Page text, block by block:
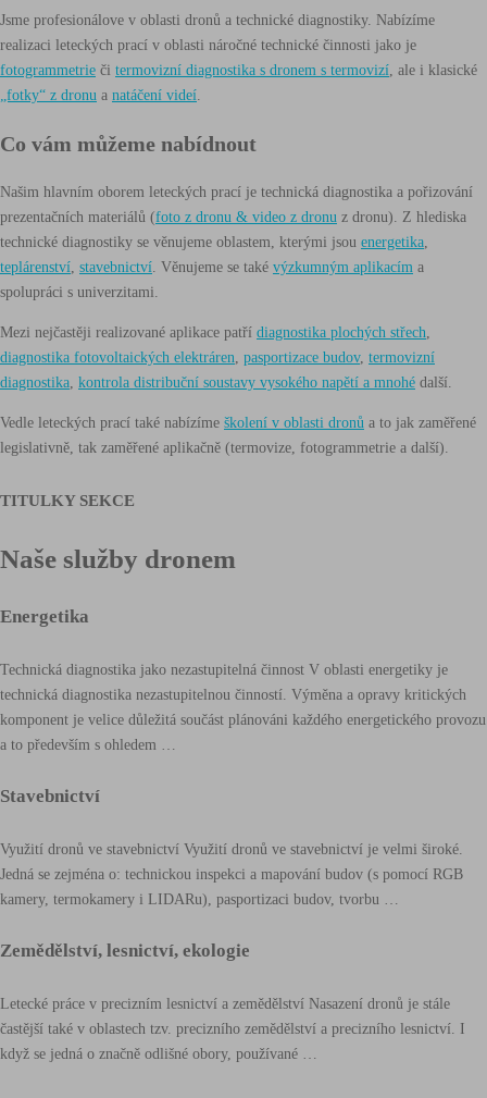
Jsme profesionálove v oblasti dronů a technické diagnostiky. Nabízíme
realizaci leteckých prací v oblasti náročné technické činnosti jako je
fotogrammetrie či termovizní diagnostika s dronem s termovizí, ale i klasické
„fotky“ z dronu a natáčení videí.
Co vám můžeme nabídnout
Našim hlavním oborem leteckých prací je technická diagnostika a pořizování
prezentačních materiálů (foto z dronu & video z dronu z dronu). Z hlediska
technické diagnostiky se věnujeme oblastem, kterými jsou energetika,
teplárenství, stavebnictví. Věnujeme se také výzkumným aplikacím a
spolupráci s univerzitami.
Mezi nejčastěji realizované aplikace patří diagnostika plochých střech,
diagnostika fotovoltaických elektráren, pasportizace budov, termovizní
diagnostika, kontrola distribuční soustavy vysokého napětí a mnohé další.
Vedle leteckých prací také nabízíme školení v oblasti dronů a to jak zaměřené
legislativně, tak zaměřené aplikačně (termovize, fotogrammetrie a další).
TITULKY SEKCE
Naše služby dronem
Energetika
Energetika
Technická diagnostika jako nezastupitelná činnost V oblasti energetiky je
technická diagnostika nezastupitelnou činností. Výměna a opravy kritických
komponent je velice důležitá součást plánováni každého energetického provozu
a to především s ohledem …
Stavebnictví
Stavebnictví
Využití dronů ve stavebnictví Využití dronů ve stavebnictví je velmi široké.
Jedná se zejména o: technickou inspekci a mapování budov (s pomocí RGB
kamery, termokamery i LIDARu), pasportizaci budov, tvorbu …
Zemědělství,
ekologie
Zemědělství, lesnictví, ekologie
Letecké práce v precizním lesnictví a zemědělství Nasazení dronů je stále
častější také v oblastech tzv. precizního zemědělství a precizního lesnictví. I
když se jedná o značně odlišné obory, používané …